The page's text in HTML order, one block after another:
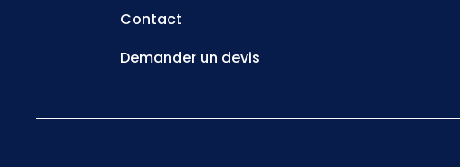
Contact
Demander un devis